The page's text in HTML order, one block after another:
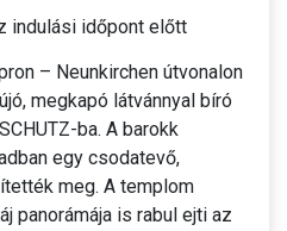
indulási időpont előtt
– Neunkirchen útvonalon
megkapó látvánnyal bíró
ba. A barokk
egy csodatevő,
meg. A templom
panorámája is rabul ejti az